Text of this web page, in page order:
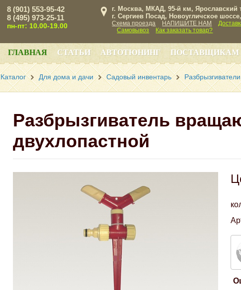
8 (901) 553-95-42
8 (495) 973-25-11
пн-пт: 10.00-19.00
г. Москва, МКАД, 95-й км, Ярославский
г. Сергиев Посад, Новоугличское
Схема проезда НАПИШИТЕ НАМ
Самовывоз
Как заказать товар?
ГЛАВНАЯ СТАТЬИ АВТОТЮНИНГ ПОСТАВЩИКАМ
Каталог Для дома и дачи Садовый инвентарь Разбрызгиватели
Разбрызгиватель
двухлопастной